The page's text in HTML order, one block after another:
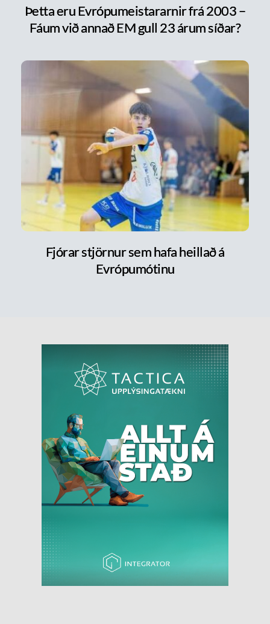
Þetta eru Evrópumeistararnir frá 2003 –
Fáum við annað EM gull 23 árum síðar?
Fjórar stjörnur sem hafa heillað á
Evrópumótinu